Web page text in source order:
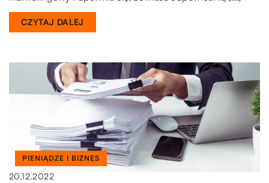
CZYTAJ DALEJ
PIENIĄDZE I BIZNES
20.12.2022